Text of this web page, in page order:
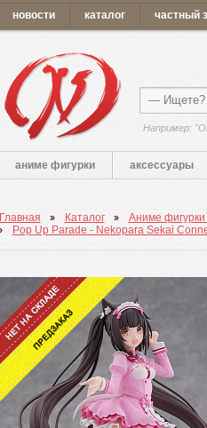
новости каталог частный
Например:
аниме фигурки
аксессуары
Главная Каталог
Аниме фигурки
Pop Up Parade - Nekopara Sekai